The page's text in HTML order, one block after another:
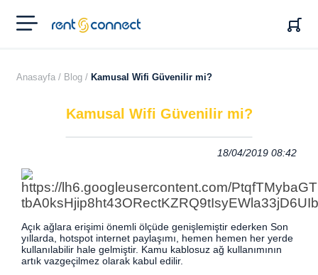
RENT'N
CONNECT
Anasayfa / Blog / Kamusal Wifi Güvenilir mi?
Kamusal Wifi Güvenilir mi?
18/04/2019 08:42
Açık ağlara erişimi önemli ölçüde genişlemiştir ederken Son
yıllarda, hotspot internet paylaşımı, hemen hemen her yerde
kullanılabilir hale gelmiştir. Kamu kablosuz ağ kullanımının
artık vazgeçilmez olarak kabul edilir.